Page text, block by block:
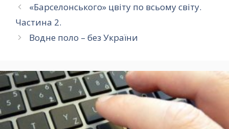
«Барселонського» цвіту по всьому світу.
Частина 2.
Водне поло – без України